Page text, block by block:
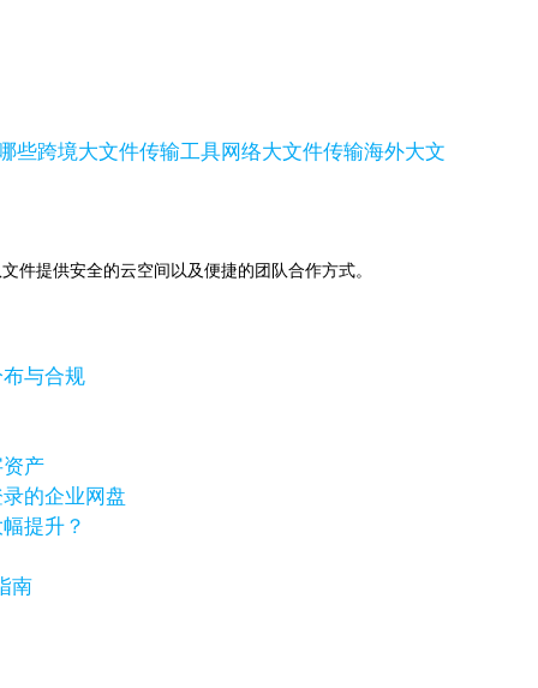
些跨境大文件传输工具网络大文件传输海外大文
提供安全的云空间以及便捷的团队合作方式。
与合规
产
的企业网盘
提升？
南